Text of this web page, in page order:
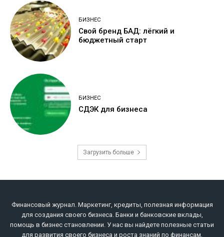
БИЗНЕС
Свой бренд БАД: лёгкий и
бюджетный старт
БИЗНЕС
СДЭК для бизнеса
Загрузить больше
Финансовый журнал. Маркетинг, кредиты, полезная информация
для создания своего бизнеса. Банки и банковские вклады,
помощь в бизнес становлении. У нас вы найдете полезные статьи
для развития своего бизнеса и роста знаний по финансам,